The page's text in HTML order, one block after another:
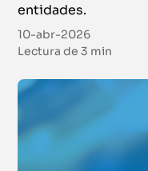
entidades.
10-abr-2026
Lectura de3 min